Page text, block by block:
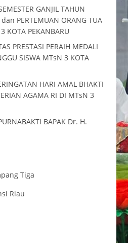
GANJIL TAHUN
PERTEMUAN ORANG TUA
KOTA PEKANBARU
PRESTASI PERAIH MEDALI
SISWA MTsN 3 KOTA
HARI AMAL BHAKTI
AGAMA RI DI MTsN 3
BAPAK Dr. H.
Tiga
Riau